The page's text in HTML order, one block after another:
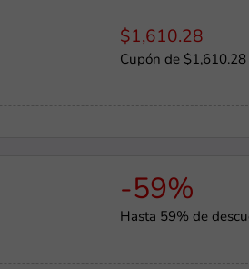
$1,610.28
Cupón de
-59%
Hasta 59% de